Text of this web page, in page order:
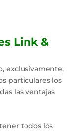
Link &
exclusivamente,
particulares los
las ventajas
todos los